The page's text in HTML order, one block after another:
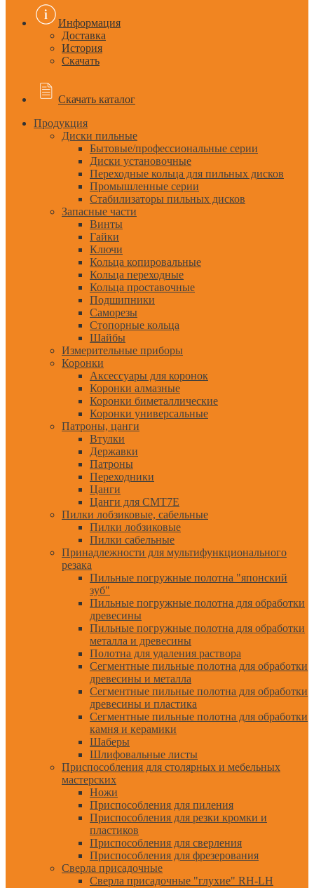
Информация
Доставка
История
Скачать
Скачать каталог
Продукция
Диски пильные
Бытовые/профессиональные серии
Диски установочные
Переходные кольца для пильных дисков
Промышленные серии
Стабилизаторы пильных дисков
Запасные части
Винты
Гайки
Ключи
Кольца копировальные
Кольца переходные
Кольца проставочные
Подшипники
Саморезы
Стопорные кольца
Шайбы
Измерительные приборы
Коронки
Аксессуары для коронок
Коронки алмазные
Коронки биметаллические
Коронки универсальные
Патроны, цанги
Втулки
Державки
Патроны
Переходники
Цанги
Цанги для CMT7E
Пилки лобзиковые, сабельные
Пилки лобзиковые
Пилки сабельные
Принадлежности для мультифункционального
резака
Пильные погружные полотна "японский
зуб"
Пильные погружные полотна для обработки
древесины
Пильные погружные полотна для обработки
металла и древесины
Полотна для удаления раствора
Сегментные пильные полотна для обработки
древесины и металла
Сегментные пильные полотна для обработки
древесины и пластика
Сегментные пильные полотна для обработки
камня и керамики
Шаберы
Шлифовальные листы
Приспособления для столярных и мебельных
мастерских
Ножи
Приспособления для пиления
Приспособления для резки кромки и
пластиков
Приспособления для сверления
Приспособления для фрезерования
Сверла присадочные
Сверла присадочные "глухие" RH-LH